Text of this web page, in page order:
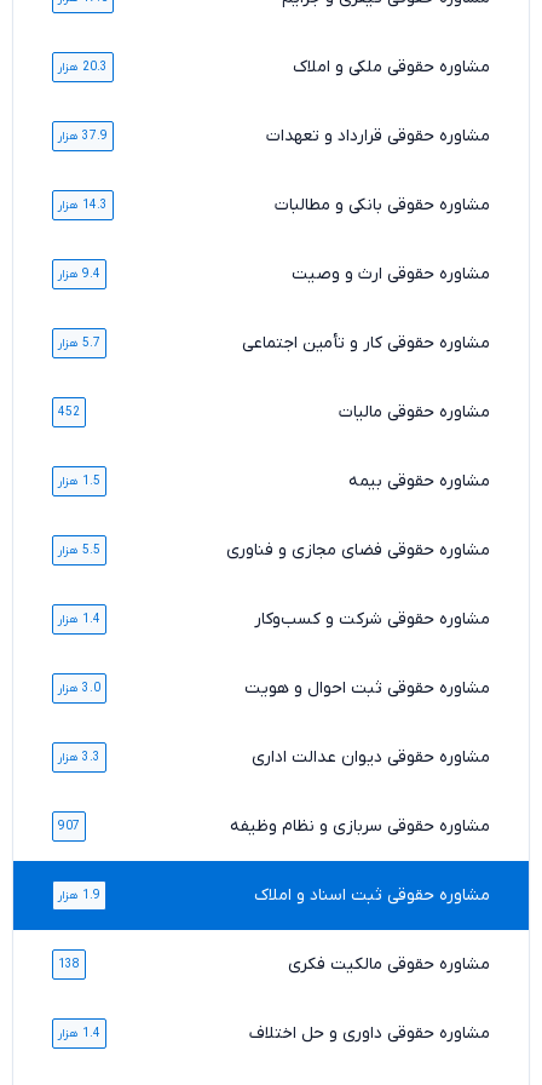
مشاوره حقوقی ملکی و املاک 20.3 هزار
مشاوره حقوقی قرارداد و تعهدات 37.9 هزار
مشاوره حقوقی بانکی و مطالبات 14.3 هزار
مشاوره حقوقی ارث و وصیت 9.4 هزار
مشاوره حقوقی کار و تأمین اجتماعی 5.7 هزار
مشاوره حقوقی مالیات 452
مشاوره حقوقی بیمه 1.5 هزار
مشاوره حقوقی فضای مجازی و فناوری 5.5 هزار
مشاوره حقوقی شرکت و کسب‌وکار 1.4 هزار
مشاوره حقوقی ثبت احوال و هویت 3.0 هزار
مشاوره حقوقی دیوان عدالت اداری 3.3 هزار
مشاوره حقوقی سربازی و نظام وظیفه 907
مشاوره حقوقی ثبت اسناد و املاک 1.9 هزار
مشاوره حقوقی مالکیت فکری 138
مشاوره حقوقی داوری و حل اختلاف 1.4 هزار